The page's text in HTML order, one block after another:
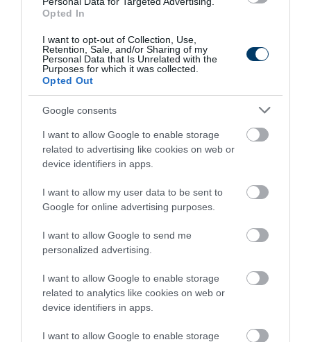
Opted In
I want to opt-out of Collection, Use,
Retention, Sale, and/or Sharing of my
Personal Data that Is Unrelated with the
Purposes for which it was collected.
Opted Out
Google consents
I want to allow Google to enable storage
related to advertising like cookies on web or
device identifiers in apps.
I want to allow my user data to be sent to
Google for online advertising purposes.
I want to allow Google to send me
personalized advertising.
I want to allow Google to enable storage
related to analytics like cookies on web or
device identifiers in apps.
I want to allow Google to enable storage
5 h 48 min
One Teaspoon And All The Worms In The Body
Die Instantly